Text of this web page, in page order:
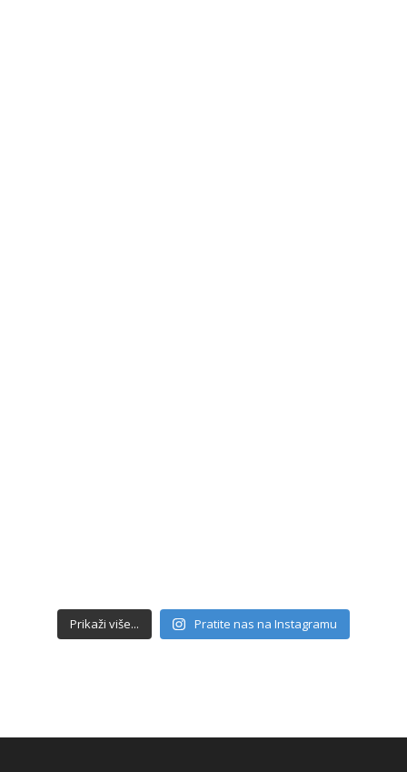
Prikaži više... Pratite nas na Instagramu